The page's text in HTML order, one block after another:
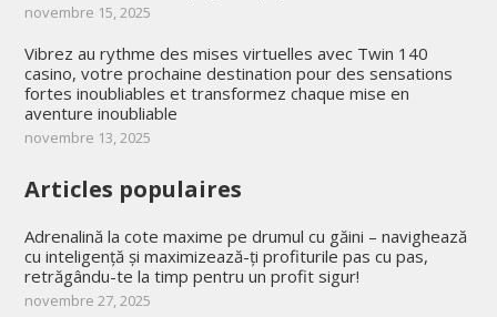
novembre 15, 2025
Vibrez au rythme des mises virtuelles avec Twin 140
casino, votre prochaine destination pour des sensations
fortes inoubliables et transformez chaque mise en
aventure inoubliable
novembre 13, 2025
Articles populaires
Adrenalină la cote maxime pe drumul cu găini – navighează
cu inteligență și maximizează-ți profiturile pas cu pas,
retrăgându-te la timp pentru un profit sigur!
novembre 27, 2025